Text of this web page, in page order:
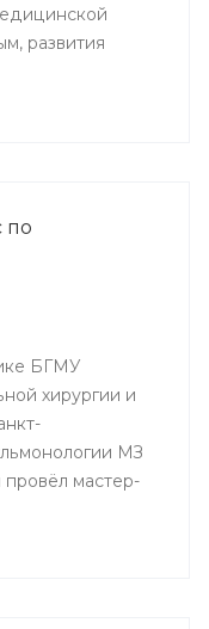
развития
союза
по
БГМУ
хирургии и
МЗ
мастер-
С новыми